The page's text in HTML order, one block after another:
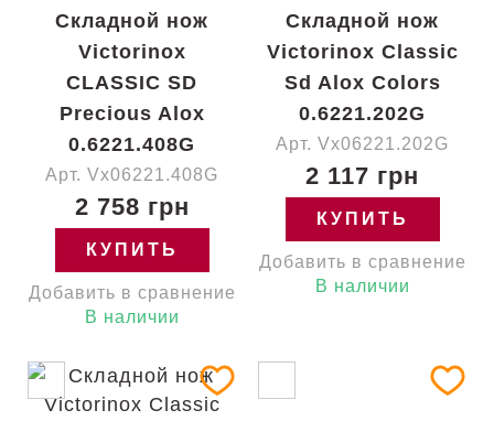
Складной нож
Victorinox
CLASSIC SD
Precious Alox
0.6221.408G
Арт. Vx06221.408G
2 758 грн
КУПИТЬ
Добавить в сравнение
В наличии
Складной нож
Victorinox Classic
Sd Alox Colors
0.6221.202G
Арт. Vx06221.202G
2 117 грн
КУПИТЬ
Добавить в сравнение
В наличии